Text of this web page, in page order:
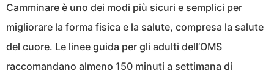
Camminare è uno dei modi più sicuri e semplici per
migliorare la forma fisica e la salute, compresa la salute
del cuore. Le linee guida per gli adulti dell’OMS
raccomandano almeno 150 minuti a settimana di